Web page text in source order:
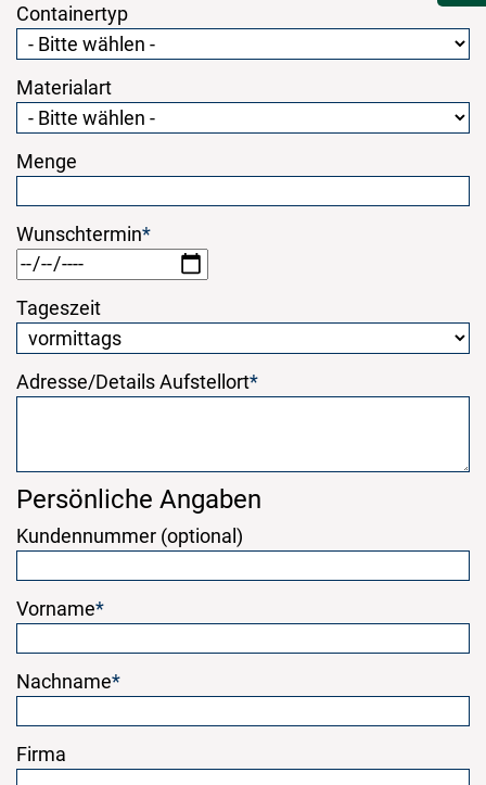
Containertyp
Materialart
Menge
Wunschtermin*
Tageszeit
Adresse/Details Aufstellort*
Persönliche Angaben
Kundennummer (optional)
Vorname*
Nachname*
Firma